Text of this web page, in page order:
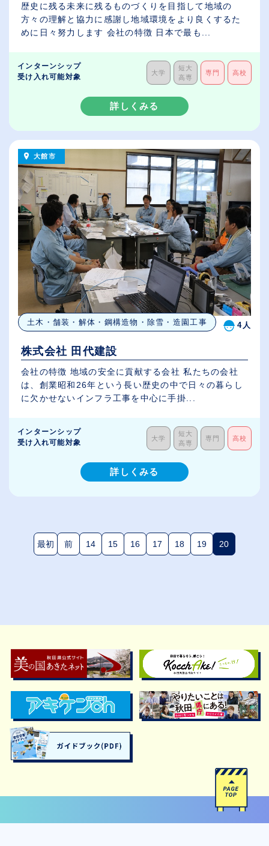
歴史に残る未来に残るものづくりを目指して地域の
方々の理解と協力に感謝し地域環境をより良くするた
めに日々努力します 会社の特徴 日本で最も...
インターンシップ
受け入れ可能対象
大学
短大
高専
専門 高校
詳しくみる
大館市
土木・舗装・解体・鋼構造物・除雪・造園工事 4人
株式会社 田代建設
会社の特徴 地域の安全に貢献する会社 私たちの会社
は、創業昭和26年という長い歴史の中で日々の暮らし
に欠かせないインフラ工事を中心に手掛...
インターンシップ
受け入れ可能対象
大学
短大
高専
専門 高校
詳しくみる
最初 前 14 15 16 17 18 19 20(現在のペ